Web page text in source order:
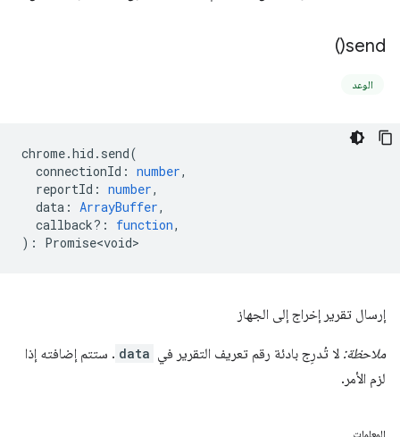
send(
)
الوعد
chrome.hid . send(
connectionId : number,
reportId : number,
data : ArrayBuffer,
callback? : function,
) : Promise<void>
إرسال تقرير إخراج إلى الجهاز
ملاحظة: لا تُدرِج بادئة رقم تعريف التقرير في data . ستتم إضافته إذا
لزم الأمر.
المعلمات